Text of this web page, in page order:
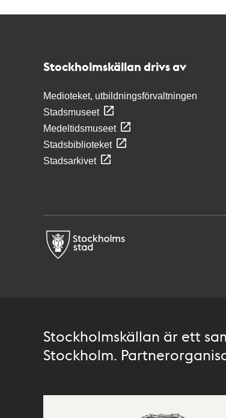
Stockholmskällan drivs av
Medioteket, utbildningsförvaltningen
Stadsmuseet
Medeltidsmuseet
Stadsbiblioteket
Stadsarkivet
Stockholmskällan är ett
Stockholm.